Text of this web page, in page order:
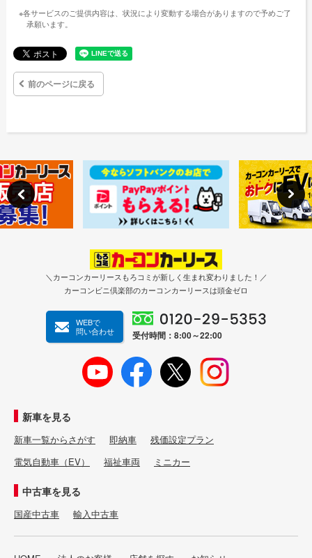
※各サービスのご提供内容は、状況により変動する場合がありますので予めご了
承願います。
前のページに戻る
＼カーコンカーリースもろコミが新しく生まれ変わりました！／
カーコンビニ倶楽部のカーコンカーリースは頭金ゼロ
WEBで
問い合わせ
受付時間：8:00～22:00
新車を見る
新車一覧からさがす 即納車
残価設定プラン
電気自動車（EV）
福祉車両 ミニカー
中古車を見る
国産中古車 輸入中古車